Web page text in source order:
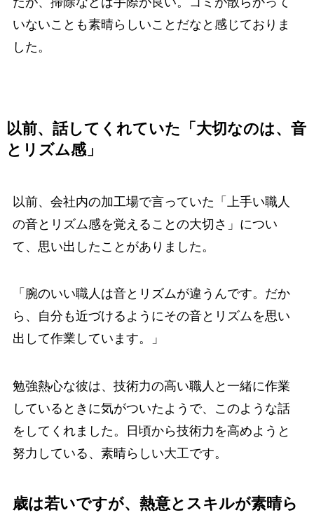
いないことも素晴らしいことだなと感じておりま
した。
以前、話してくれていた「大切なのは、音
とリズム感」
以前、会社内の加工場で言っていた「上手い職人
の音とリズム感を覚えることの大切さ」につい
て、思い出したことがありました。
「腕のいい職人は音とリズムが違うんです。だか
ら、自分も近づけるようにその音とリズムを思い
出して作業しています。」
勉強熱心な彼は、技術力の高い職人と一緒に作業
しているときに気がついたようで、このような話
をしてくれました。日頃から技術力を高めようと
努力している、素晴らしい大工です。
歳は若いですが、熱意とスキルが素晴ら